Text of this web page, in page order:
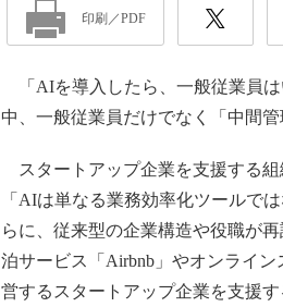
印刷／PDF
「AIを導入したら、一般従業員
中、一般従業員だけでなく「中間
スタートアップ企業を支援する組
「AIは単なる業務効率化ツールで
らに、従来型の企業構造や役職が
泊サービス「Airbnb」やオンライ
営するスタートアップ企業を支援す